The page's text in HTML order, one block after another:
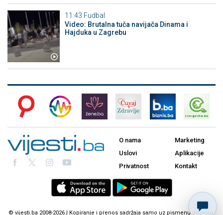
11:43 Fudbal
Video: Brutalna tuča navijača Dinama i
Hajduka u Zagrebu
O nama
Uslovi
Privatnost
Marketing
Aplikacije
Kontakt
© vijesti.ba 2008-2026 | Kopiranje i prenos sadržaja samo uz pismenu dozvolu.